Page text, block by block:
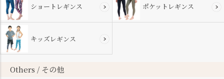
ショートレギンス ポケットレギンス
キッズレギンス
Others / その他